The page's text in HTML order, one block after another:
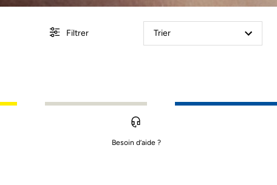
Filtrer Trier
Besoin d’aide ?